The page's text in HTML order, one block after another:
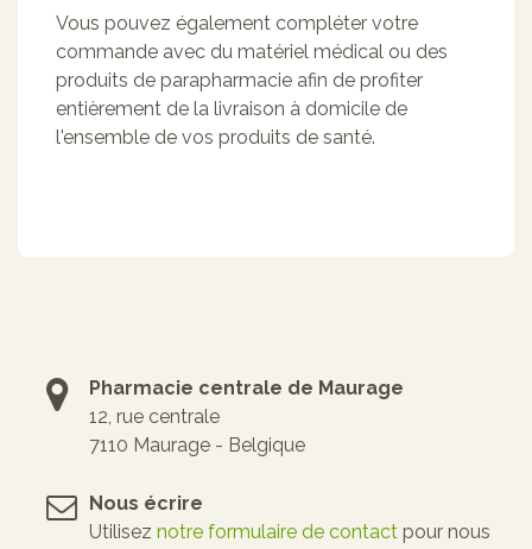
Vous pouvez également compléter votre
commande avec du matériel médical ou des
produits de parapharmacie afin de profiter
entièrement de la livraison à domicile de
l'ensemble de vos produits de santé.
Pharmacie centrale de Maurage
12, rue centrale
7110 Maurage - Belgique
Nous écrire
Utilisez notre formulaire de contact pour nous